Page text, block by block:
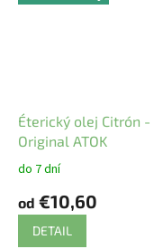
Éterický olej Citrón -
Original ATOK
do 7 dní
od €10,60
DETAIL